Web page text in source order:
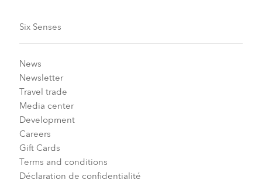
Six Senses
News
Newsletter
Travel trade
Media center
Development
Careers
Gift Cards
Terms and conditions
Déclaration de confidentialité